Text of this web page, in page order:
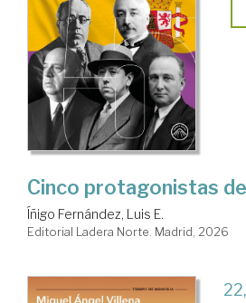
Cinco protagonistas
Íñigo Fernández, Luis E.
Editorial Ladera Norte. Madrid, 2026